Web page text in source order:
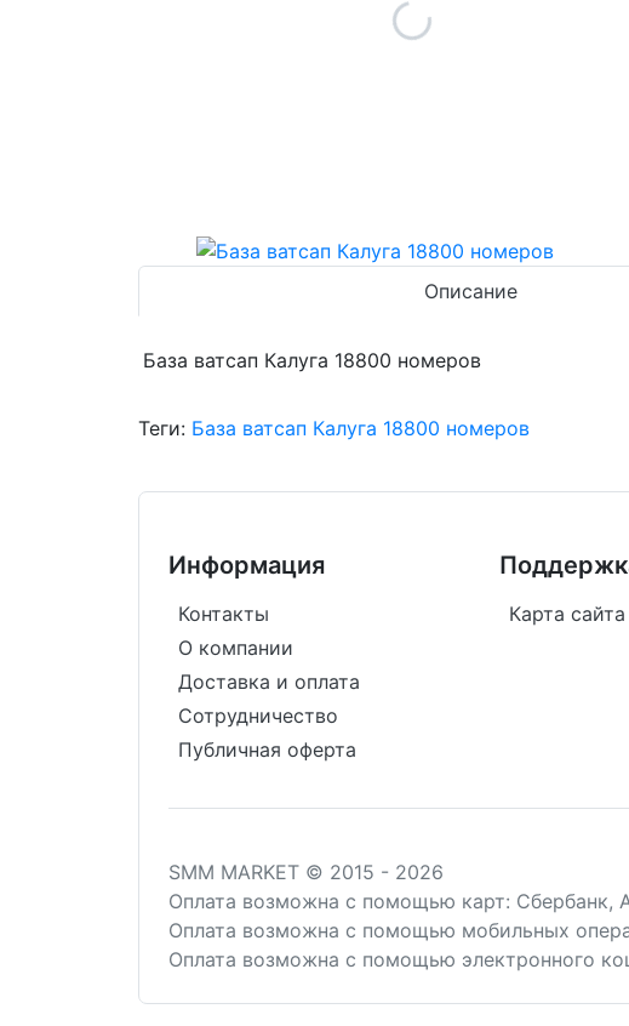
Описание
База ватсап Калуга 18800 номеров
Теги: База ватсап Калуга 18800 номеров
Информация
Контакты
О компании
Доставка и оплата
Сотрудничество
Публичная оферта
Карта сайта
SMM MARKET © 2015 - 2026
Оплата возможна c помощью карт: Сбербанк,
Оплата возможна с помощью мобильных
Оплата возможна с помощью электронного